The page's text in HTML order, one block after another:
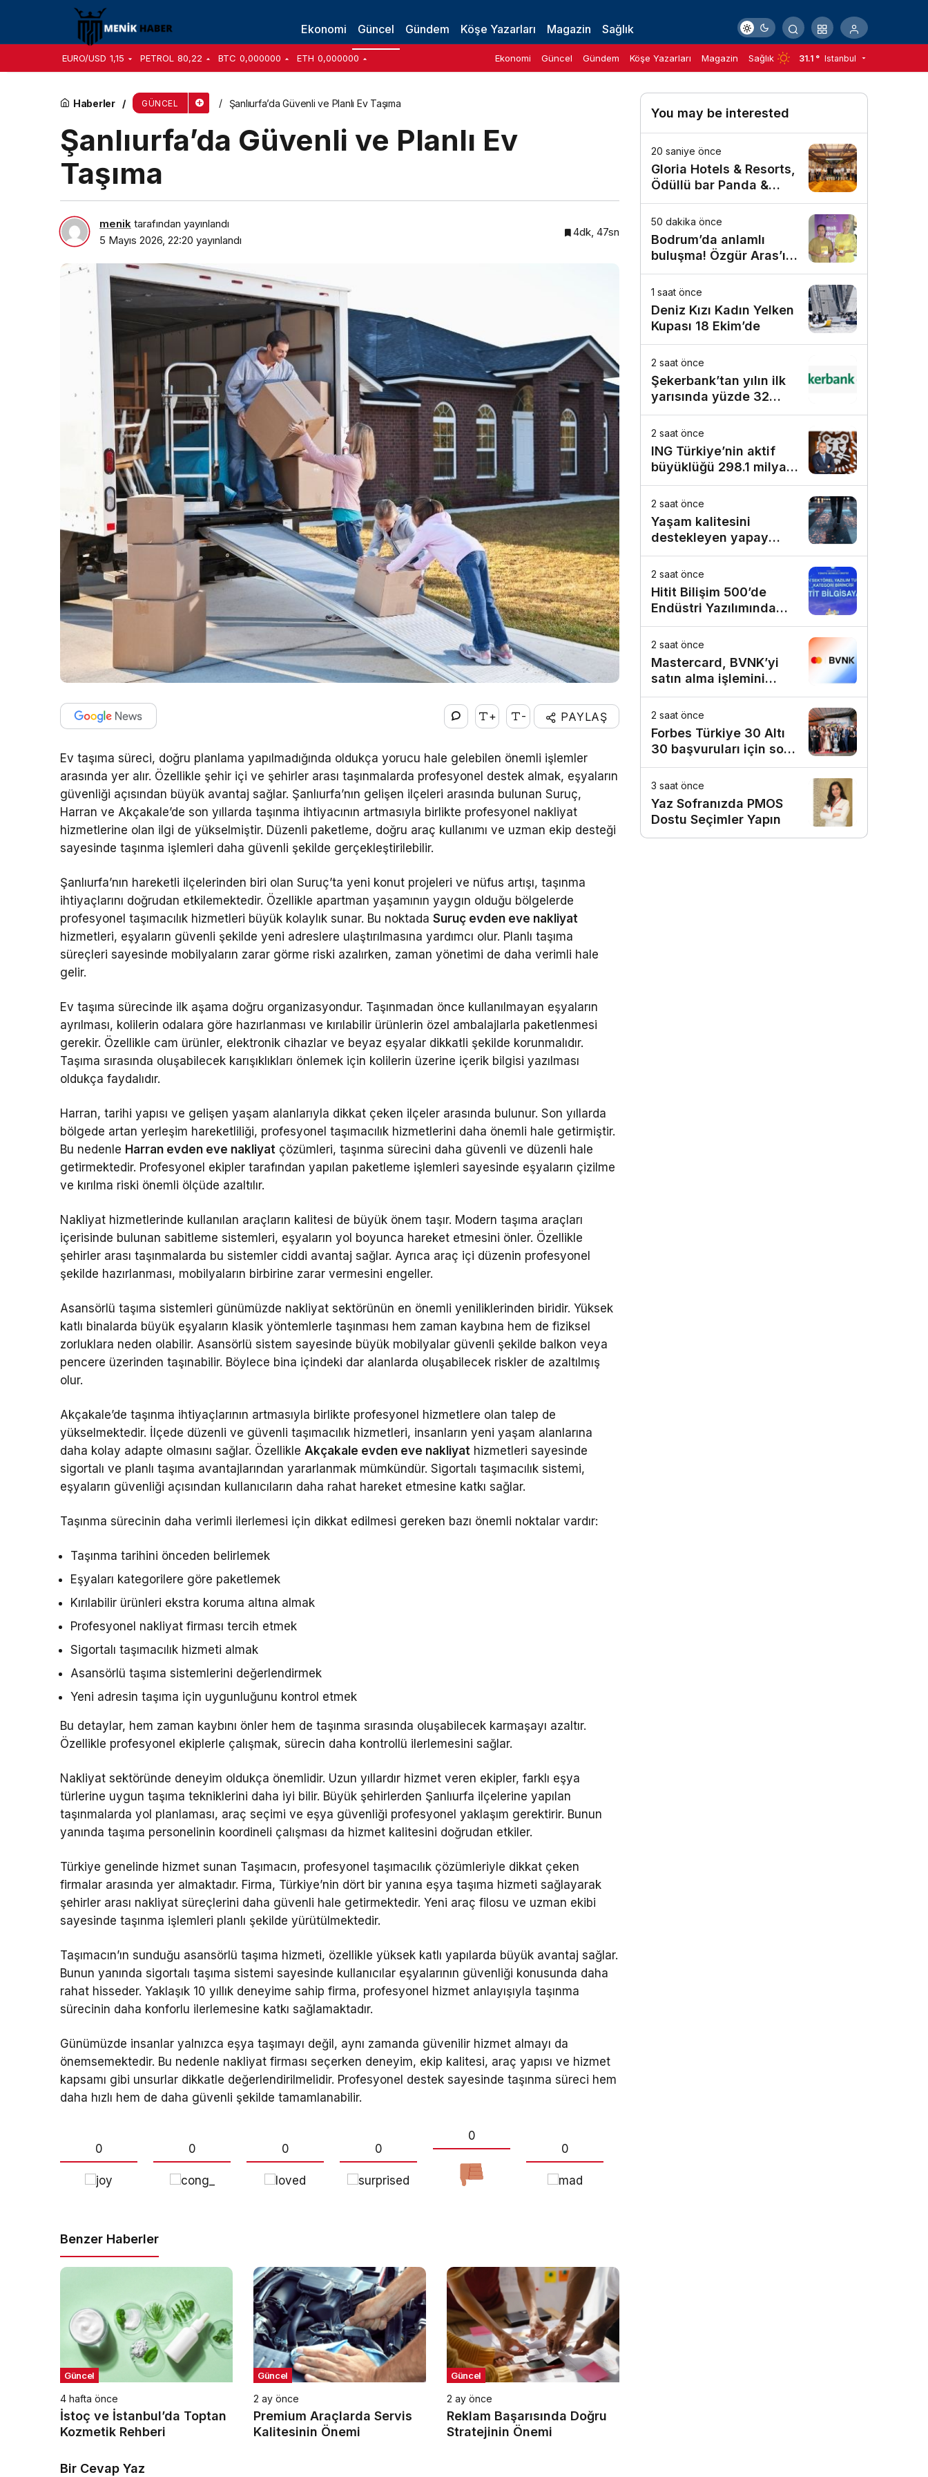
Ekonomi Güncel Gündem Köşe Yazarları Magazin Sağlık
EURO/USD 1,15 PETROL 80,22 BTC 0,000000 ETH 0,000000 Ekonomi Güncel Gündem Köşe Yazarları Magazin Sağlık 31.1 ° Istanbul
Haberler GÜNCEL Şanlıurfa’da Güvenli ve Planlı Ev Taşıma
Şanlıurfa’da Güvenli ve Planlı Ev
Taşıma
menik tarafından yayınlandı
5 Mayıs 2026, 22:20 yayınlandı
4dk, 47sn
+ - PAYLAŞ
Ev taşıma süreci, doğru planlama yapılmadığında oldukça yorucu hale gelebilen önemli işlemler
arasında yer alır. Özellikle şehir içi ve şehirler arası taşınmalarda profesyonel destek almak, eşyaların
güvenliği açısından büyük avantaj sağlar. Şanlıurfa’nın gelişen ilçeleri arasında bulunan Suruç,
Harran ve Akçakale’de son yıllarda taşınma ihtiyacının artmasıyla birlikte profesyonel nakliyat
hizmetlerine olan ilgi de yükselmiştir. Düzenli paketleme, doğru araç kullanımı ve uzman ekip desteği
sayesinde taşınma işlemleri daha güvenli şekilde gerçekleştirilebilir.
Şanlıurfa’nın hareketli ilçelerinden biri olan Suruç’ta yeni konut projeleri ve nüfus artışı, taşınma
ihtiyaçlarını doğrudan etkilemektedir. Özellikle apartman yaşamının yaygın olduğu bölgelerde
profesyonel taşımacılık hizmetleri büyük kolaylık sunar. Bu noktadaSuruç evden eve nakliyat
hizmetleri, eşyaların güvenli şekilde yeni adreslere ulaştırılmasına yardımcı olur. Planlı taşıma
süreçleri sayesinde mobilyaların zarar görme riski azalırken, zaman yönetimi de daha verimli hale
gelir.
Ev taşıma sürecinde ilk aşama doğru organizasyondur. Taşınmadan önce kullanılmayan eşyaların
ayrılması, kolilerin odalara göre hazırlanması ve kırılabilir ürünlerin özel ambalajlarla paketlenmesi
gerekir. Özellikle cam ürünler, elektronik cihazlar ve beyaz eşyalar dikkatli şekilde korunmalıdır.
Taşıma sırasında oluşabilecek karışıklıkları önlemek için kolilerin üzerine içerik bilgisi yazılması
oldukça faydalıdır.
Harran, tarihi yapısı ve gelişen yaşam alanlarıyla dikkat çeken ilçeler arasında bulunur. Son yıllarda
bölgede artan yerleşim hareketliliği, profesyonel taşımacılık hizmetlerini daha önemli hale getirmiştir.
Bu nedenle Harran evden eve nakliyat çözümleri, taşınma sürecini daha güvenli ve düzenli hale
getirmektedir. Profesyonel ekipler tarafından yapılan paketleme işlemleri sayesinde eşyaların çizilme
ve kırılma riski önemli ölçüde azaltılır.
Nakliyat hizmetlerinde kullanılan araçların kalitesi de büyük önem taşır. Modern taşıma araçları
içerisinde bulunan sabitleme sistemleri, eşyaların yol boyunca hareket etmesini önler. Özellikle
şehirler arası taşınmalarda bu sistemler ciddi avantaj sağlar. Ayrıca araç içi düzenin profesyonel
şekilde hazırlanması, mobilyaların birbirine zarar vermesini engeller.
Asansörlü taşıma sistemleri günümüzde nakliyat sektörünün en önemli yeniliklerinden biridir. Yüksek
katlı binalarda büyük eşyaların klasik yöntemlerle taşınması hem zaman kaybına hem de fiziksel
zorluklara neden olabilir. Asansörlü sistem sayesinde büyük mobilyalar güvenli şekilde balkon veya
pencere üzerinden taşınabilir. Böylece bina içindeki dar alanlarda oluşabilecek riskler de azaltılmış
olur.
Akçakale’de taşınma ihtiyaçlarının artmasıyla birlikte profesyonel hizmetlere olan talep de
yükselmektedir. İlçede düzenli ve güvenli taşımacılık hizmetleri, insanların yeni yaşam alanlarına
daha kolay adapte olmasını sağlar. ÖzellikleAkçakale evden eve nakliyat hizmetleri sayesinde
sigortalı ve planlı taşıma avantajlarından yararlanmak mümkündür. Sigortalı taşımacılık sistemi,
eşyaların güvenliği açısından kullanıcıların daha rahat hareket etmesine katkı sağlar.
Taşınma sürecinin daha verimli ilerlemesi için dikkat edilmesi gereken bazı önemli noktalar vardır:
Taşınma tarihini önceden belirlemek
Eşyaları kategorilere göre paketlemek
Kırılabilir ürünleri ekstra koruma altına almak
Profesyonel nakliyat firması tercih etmek
Sigortalı taşımacılık hizmeti almak
Asansörlü taşıma sistemlerini değerlendirmek
Yeni adresin taşıma için uygunluğunu kontrol etmek
Bu detaylar, hem zaman kaybını önler hem de taşınma sırasında oluşabilecek karmaşayı azaltır.
Özellikle profesyonel ekiplerle çalışmak, sürecin daha kontrollü ilerlemesini sağlar.
Nakliyat sektöründe deneyim oldukça önemlidir. Uzun yıllardır hizmet veren ekipler, farklı eşya
türlerine uygun taşıma tekniklerini daha iyi bilir. Büyük şehirlerden Şanlıurfa ilçelerine yapılan
taşınmalarda yol planlaması, araç seçimi ve eşya güvenliği profesyonel yaklaşım gerektirir. Bunun
yanında taşıma personelinin koordineli çalışması da hizmet kalitesini doğrudan etkiler.
Türkiye genelinde hizmet sunan Taşımacın, profesyonel taşımacılık çözümleriyle dikkat çeken
firmalar arasında yer almaktadır. Firma, Türkiye’nin dört bir yanına eşya taşıma hizmeti sağlayarak
şehirler arası nakliyat süreçlerini daha güvenli hale getirmektedir. Yeni araç filosu ve uzman ekibi
sayesinde taşınma işlemleri planlı şekilde yürütülmektedir.
Taşımacın’ın sunduğu asansörlü taşıma hizmeti, özellikle yüksek katlı yapılarda büyük avantaj sağlar.
Bunun yanında sigortalı taşıma sistemi sayesinde kullanıcılar eşyalarının güvenliği konusunda daha
rahat hisseder. Yaklaşık 10 yıllık deneyime sahip firma, profesyonel hizmet anlayışıyla taşınma
sürecinin daha konforlu ilerlemesine katkı sağlamaktadır.
Günümüzde insanlar yalnızca eşya taşımayı değil, aynı zamanda güvenilir hizmet almayı da
önemsemektedir. Bu nedenle nakliyat firması seçerken deneyim, ekip kalitesi, araç yapısı ve hizmet
kapsamı gibi unsurlar dikkatle değerlendirilmelidir. Profesyonel destek sayesinde taşınma süreci hem
daha hızlı hem de daha güvenli şekilde tamamlanabilir.
0 0 0 0
0
0
Benzer Haberler
Güncel
4 hafta önce
İstoç ve İstanbul’da Toptan
Kozmetik Rehberi
Güncel
2 ay önce
Premium Araçlarda Servis
Kalitesinin Önemi
Güncel
2 ay önce
Reklam Başarısında Doğru
Stratejinin Önemi
Bir Cevap Yaz
You may be interested
20 saniye önce
Gloria Hotels & Resorts,
Ödüllü bar Panda &
Sons ile unutulmaz bir
Miksoloji Gecesine İmza
Attı
50 dakika önce
Bodrum’da anlamlı
buluşma! Özgür Aras’ın
çok konuşulan kitabı
yeni baskısını Titanic
Luxury Collection
Bodrum’da kutladı
1 saat önce
Deniz Kızı Kadın Yelken
Kupası 18 Ekim’de
2 saat önce
Şekerbank’tan yılın ilk
yarısında yüzde 32
büyüme
2 saat önce
ING Türkiye’nin aktif
büyüklüğü 298.1 milyar
TL’ye ulaştı
2 saat önce
Yaşam kalitesini
destekleyen yapay
zekâ hizmetleri akıllı
kentler için finansman
ve altyapı kadar önemli
2 saat önce
Hitit Bilişim 500’de
Endüstri Yazılımında
Birinci Sırada
2 saat önce
Mastercard, BVNK’yi
satın alma işlemini
tamamladı
2 saat önce
Forbes Türkiye 30 Altı
30 başvuruları için son
dönemece girildi!
3 saat önce
Yaz Sofranızda PMOS
Dostu Seçimler Yapın
Dijital Oyun Dünyasında Akıllı Satın Alma Rehberi